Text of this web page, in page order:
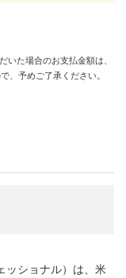
いた場合のお支払金額は、
、予めご了承ください。
ッショナル）は、米